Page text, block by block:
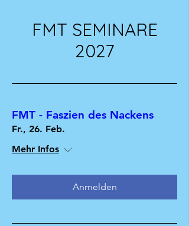
FMT SEMINARE
2027
FMT - Faszien des Nackens
Fr., 26. Feb.
Mehr Infos
Anmelden